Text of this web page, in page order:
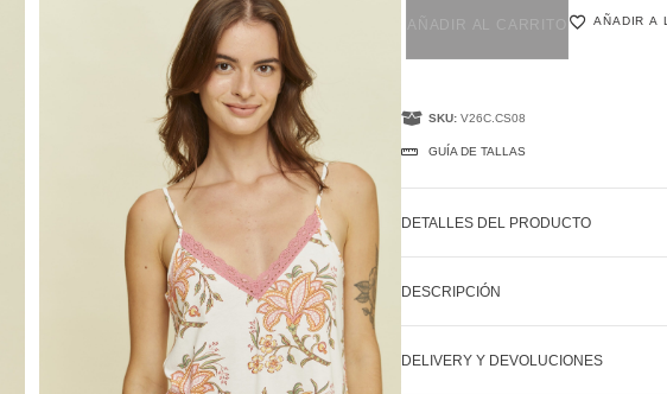
AÑADIR AL CARRITO AÑADIR A
SKU: V26C.CS08
GUÍA DE TALLAS
DETALLES DEL PRODUCTO
DESCRIPCIÓN
DELIVERY Y DEVOLUCIONES